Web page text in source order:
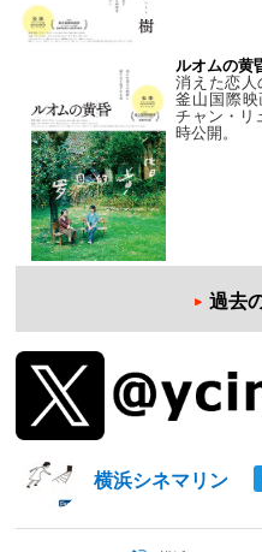
ルオムの
消えた恋
釜山国際映
チャン・リ
時公開。
過去
横浜シネマリン